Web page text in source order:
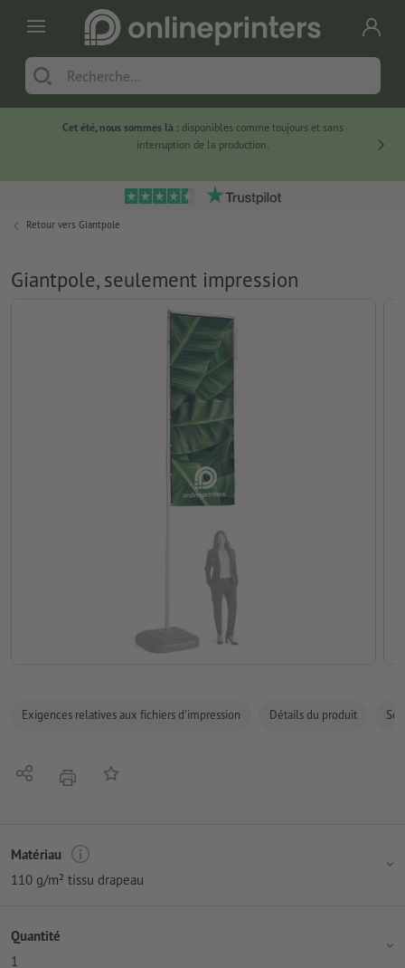
Cet été, nous sommes là :disponibles comme toujours et sans
interruption de la production.
Retour vers Giantpole
Giantpole, seulement impression
Exigences relatives aux fichiers d'impression Détails du produit
PartagerimprimerAjouter à liste d'article
Matériau
110 g/m² tissu drapeau
Quantité
1